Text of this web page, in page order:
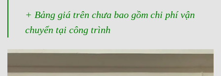
+ Bảng giá trên chưa bao gồm chi phí vận
chuyển tại công trình